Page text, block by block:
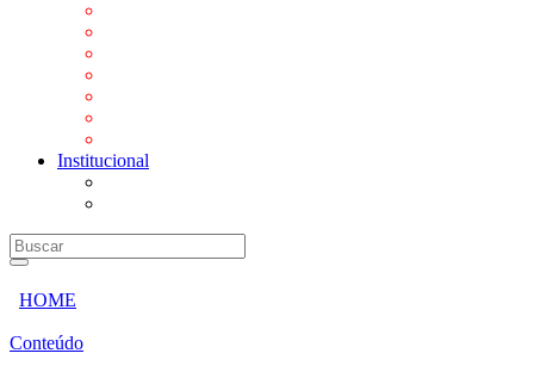
Institucional
HOME
Conteúdo